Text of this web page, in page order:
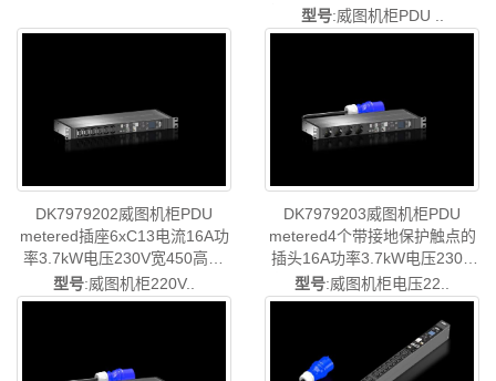
DK7979.217
接类型IECC20-德国威图制造-
rittal威图空调维修威图电柜威
型号:威图机柜PDU ..
DK7979202威图机柜PDU
metered插座6xC13电流16A功
率3.7kW电压230V宽450高44
深144电缆长3m-德国威图制造-
rittal威图空调维修威图电柜威
型号:威图机柜220V..
DK7979203威图机柜PDU
metered4个带接地保护触点的
插头16A功率3.7kW电压230V
高44深144长450电缆长3m-德
国威图制造-rittal威图空调维修
威图电柜威图母线威图风扇威
图PDU威图售后DK7979.203
型号:威图机柜电压22..